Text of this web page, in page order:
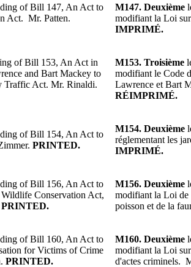
of Bill 147, An Act to
Act. Mr. Patten.
M147. Deuxième
modifiant la Loi
IMPRIMÉ.
of Bill 153, An Act in
and Bart Mackey to
Traffic Act. Mr. Rinaldi.
M153. Troisième
modifiant le Code
Lawrence et Bart
RÉIMPRIMÉ.
ofBill 154, An Act to
PRINTED.
M154. Deuxième
réglementant les
IMPRIMÉ.
of Bill 156, An Act to
Wildlife Conservation Act,
PRINTED.
M156. Deuxième
modifiant la Loi de
poisson et de la
ofBill 160, An Act to
for Victims of Crime
PRINTED.
M160. Deuxième
modifiant la Loi
d'actes criminels.